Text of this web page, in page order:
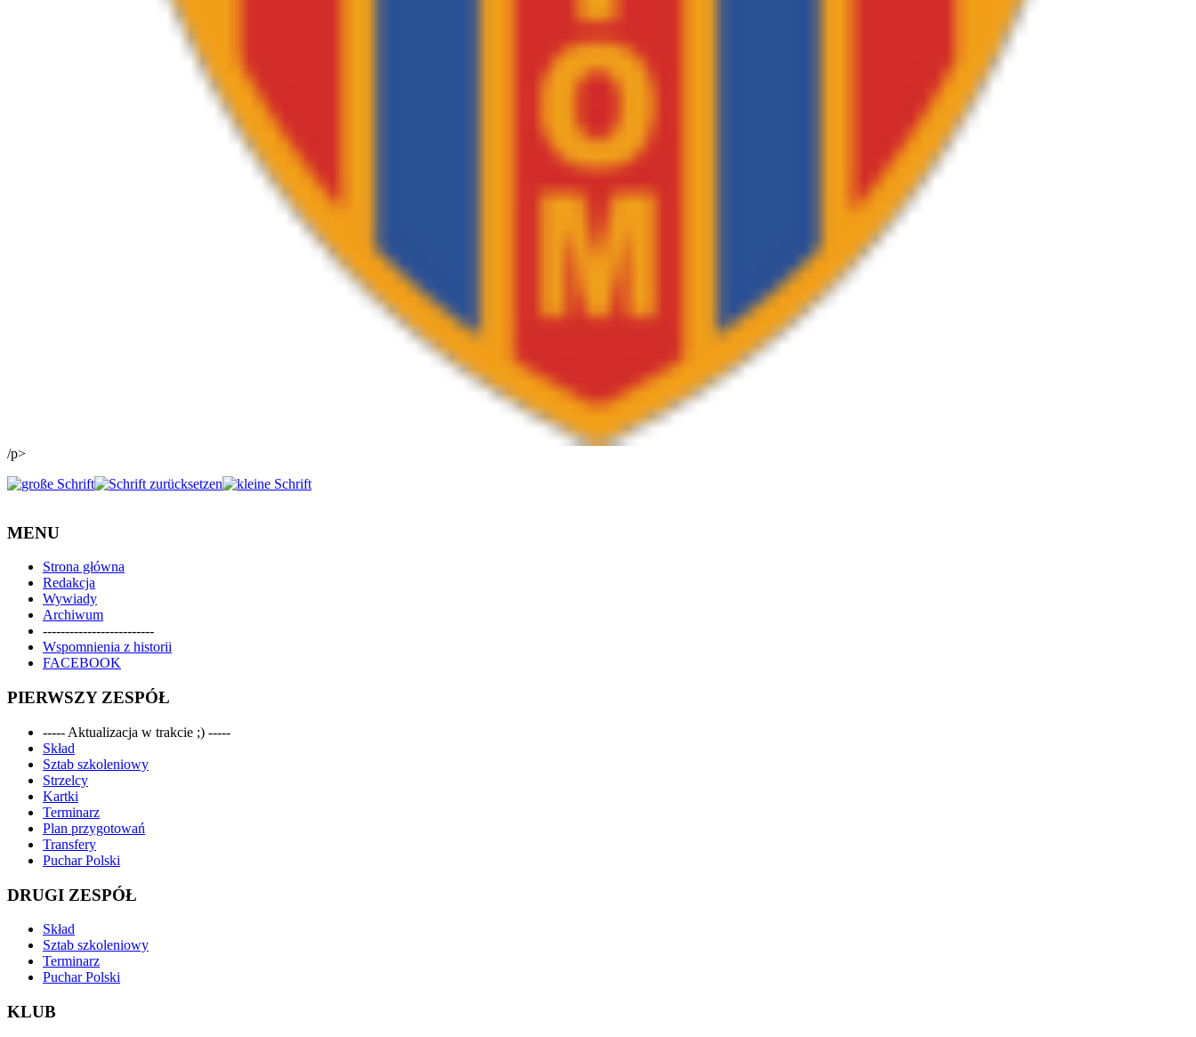
/p>
MENU
Strona główna
Redakcja
Wywiady
Archiwum
-------------------------
Wspomnienia z historii
FACEBOOK
PIERWSZY ZESPÓŁ
----- Aktualizacja w trakcie ;) -----
Skład
Sztab szkoleniowy
Strzelcy
Kartki
Terminarz
Plan przygotowań
Transfery
Puchar Polski
DRUGI ZESPÓŁ
Skład
Sztab szkoleniowy
Terminarz
Puchar Polski
KLUB